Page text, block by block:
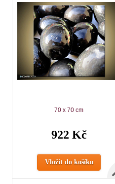
70 x 70 cm
922 Kč
Vložit do košíku